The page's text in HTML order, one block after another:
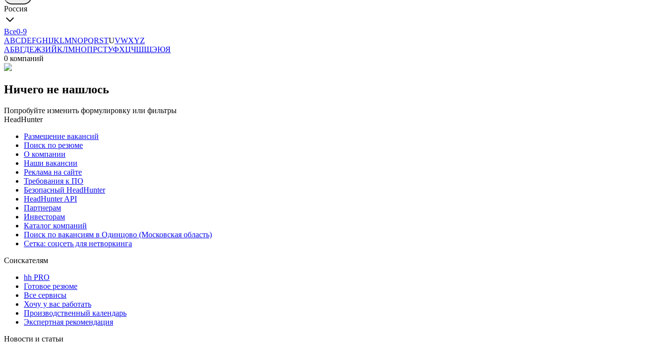
Россия
Все0-9
ABCDEFGHIJKLMNOPQRSTUVWXYZ
АБВГДЕЖЗИЙКЛМНОПРСТУФХЦЧШЩЭЮЯ
0 компаний
Ничего не нашлось
Попробуйте изменить формулировку или фильтры
HeadHunter
Размещение вакансий
Поиск по резюме
О компании
Наши вакансии
Реклама на сайте
Требования к ПО
Безопасный HeadHunter
HeadHunter API
Партнерам
Инвесторам
Каталог компаний
Поиск по вакансиям в Одинцово (Московская область)
Сетка: соцсеть для нетворкинга
Соискателям
hh PRO
Готовое резюме
Все сервисы
Хочу у вас работать
Производственный календарь
Экспертная рекомендация
Новости и статьи